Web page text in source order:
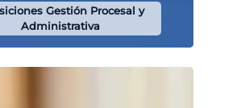
Gestión Procesal y
Administrativa